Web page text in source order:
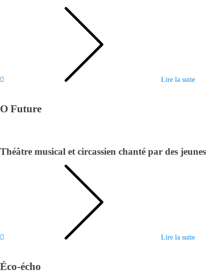
Lire la suite
O Future
Théâtre musical et circassien chanté par des jeunes
Lire la suite
Éco-écho